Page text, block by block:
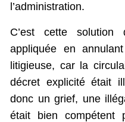
l’administration.
C’est cette
appliquée en
litigieuse, car la
décret explicité était
donc un grief, une
était bien compétent